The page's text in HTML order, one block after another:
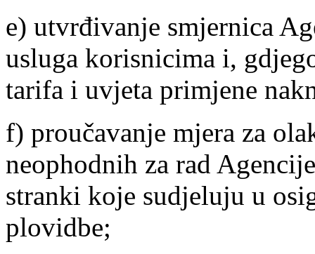
e) utvrđivanje smjernica
usluga korisnicima i,
tarifa i uvjeta primjene
f) proučavanje mjera za
neophodnih za rad
stranki koje sudjeluju u
plovidbe;